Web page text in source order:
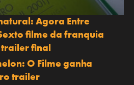
Agora Entre
filme da franquia
final
O Filme ganha
trailer